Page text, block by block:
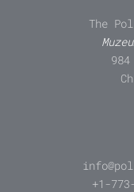
The
+1-